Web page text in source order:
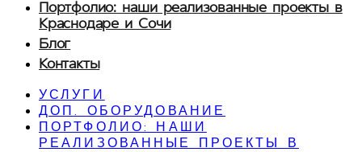
Портфолио: наши реализованные проекты в
Краснодаре и Сочи
Блог
Контакты
УСЛУГИ
ДОП. ОБОРУДОВАНИЕ
ПОРТФОЛИО: НАШИ
РЕАЛИЗОВАННЫЕ ПРОЕКТЫ В